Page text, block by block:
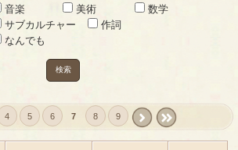
音楽
美術
数学
サブカルチャー
作詞
なんでも
検索
4 5 6 7 8 9